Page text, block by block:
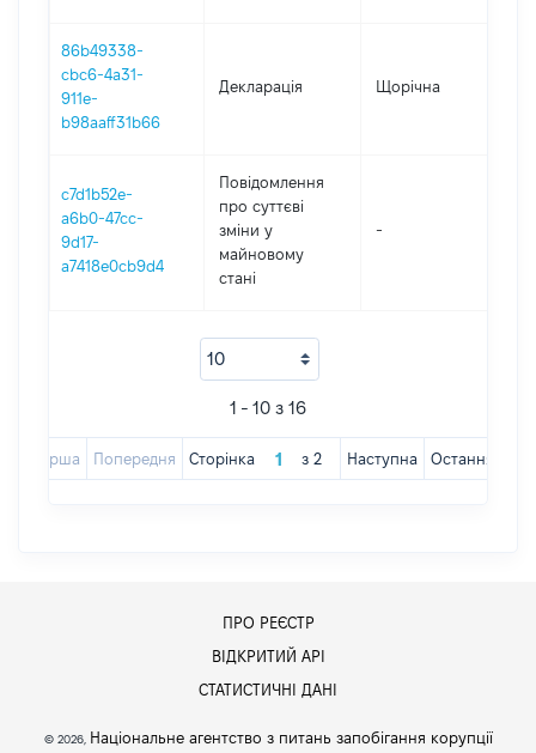
86b49338-
cbc6-4a31-
911e-
b98aaff31b66
Декларація Щорічна
c7d1b52e-
a6b0-47cc-
9d17-
a7418e0cb9d4
Повідомлення
про суттєві
зміни y
майновому
стані
-
1 - 10 з 16
Перша Попередня Сторінка з 2 Наступна Остання
ПРО РЕЄСТР
ВІДКРИТИЙ АРІ
СТАТИСТИЧНІ ДАНІ
© 2026, Національне агентство з питань запобігання корупції